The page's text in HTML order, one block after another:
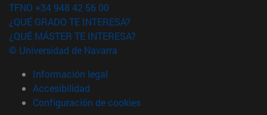
TFNO +34 948 42 56 00
¿QUÉ GRADO TE INTERESA?
¿QUÉ MÁSTER TE INTERESA?
© Universidad de Navarra
Información legal
Accesibilidad
Configuración de cookies